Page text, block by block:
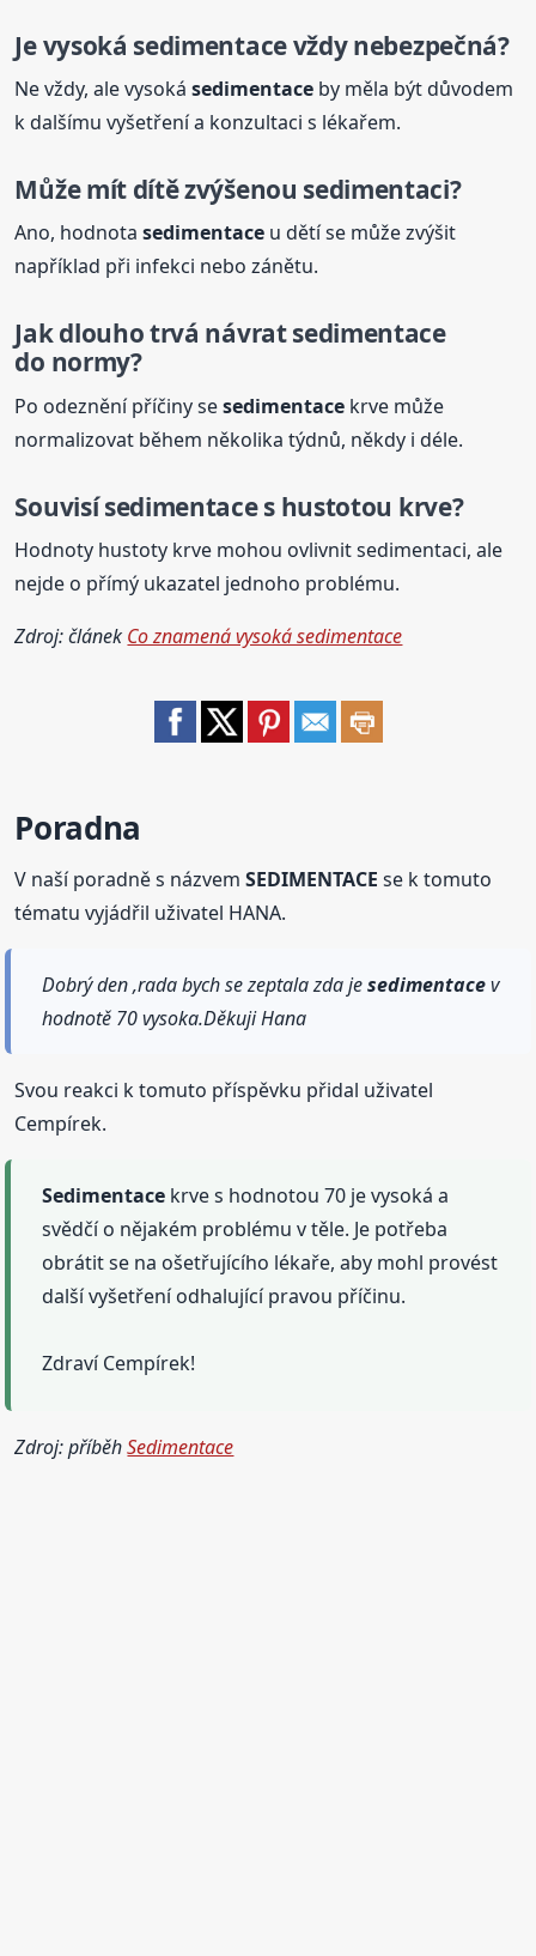
Je vysoká sedimentacevždy nebezpečná?
Ne vždy, ale vysokásedimentace by měla být důvodem
k dalšímu vyšetření a konzultaci s lékařem.
Může mít dítě zvýšenou sedimentaci?
Ano, hodnotasedimentace u dětí se může zvýšit
například při infekci nebo zánětu.
Jak dlouho trvá návratsedimentace
do normy?
Po odeznění příčiny sesedimentace krve může
normalizovat během několika týdnů, někdy i déle.
Souvisísedimentaces hustotou krve?
Hodnoty hustoty krve mohou ovlivnit sedimentaci, ale
nejde o přímý ukazatel jednoho problému.
Zdroj: článek Co znamená vysoká sedimentace
Poradna
V naší poradně s názvemSEDIMENTACE se k tomuto
tématu vyjádřil uživatel HANA.
Dobrý den ,rada bych se zeptala zda jesedimentacev
hodnotě 70 vysoka.Děkuji Hana
Svou reakci k tomuto příspěvku přidal uživatel
Cempírek.
Sedimentace krve s hodnotou 70 je vysoká a
svědčí o nějakém problému v těle. Je potřeba
obrátit se na ošetřujícího lékaře, aby mohl provést
další vyšetření odhalující pravou příčinu.
Zdraví Cempírek!
Zdroj: příběhSedimentace